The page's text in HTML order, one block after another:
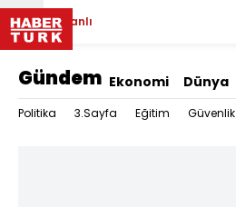
Canlı
Gündem Ekonomi Dünya
Politika 3.Sayfa Eğitim Güvenlik